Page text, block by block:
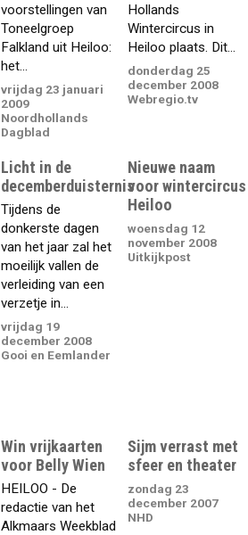
voorstellingen van
Toneelgroep
Falkland uit Heiloo:
het...
vrijdag 23 januari
2009
Noordhollands
Dagblad
Hollands
Wintercircus in
Heiloo plaats. Dit...
donderdag 25
december 2008
Webregio.tv
Licht in de
decemberduisternis
Tijdens de
donkerste dagen
van het jaar zal het
moeilijk vallen de
verleiding van een
verzetje in...
vrijdag 19
december 2008
Gooi en Eemlander
Nieuwe naam
voor wintercircus
Heiloo
woensdag 12
november 2008
Uitkijkpost
Win vrijkaarten
voor Belly Wien
HEILOO - De
redactie van het
Alkmaars Weekblad
Sijm verrast met
sfeer en theater
zondag 23
december 2007
NHD